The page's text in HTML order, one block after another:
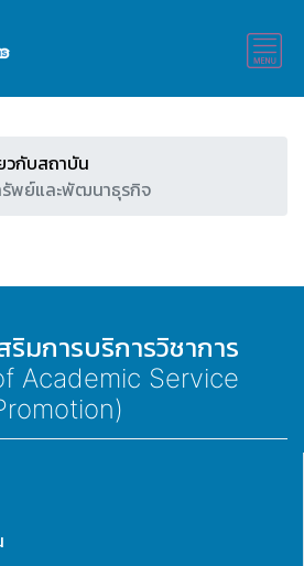
วกับสถาบัน
รัพย์และพัฒนาธุรกิจ
มการบริการวิชาการ
Academic Service